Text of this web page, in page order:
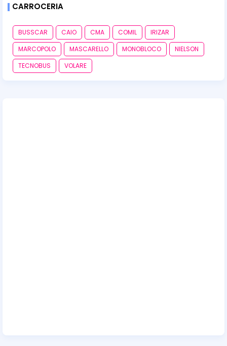
CARROCERIA
BUSSCAR CAIO CMA COMIL
IRIZAR
MARCOPOLO
MASCARELLO MONOBLOCO
NIELSON
TECNOBUS
VOLARE